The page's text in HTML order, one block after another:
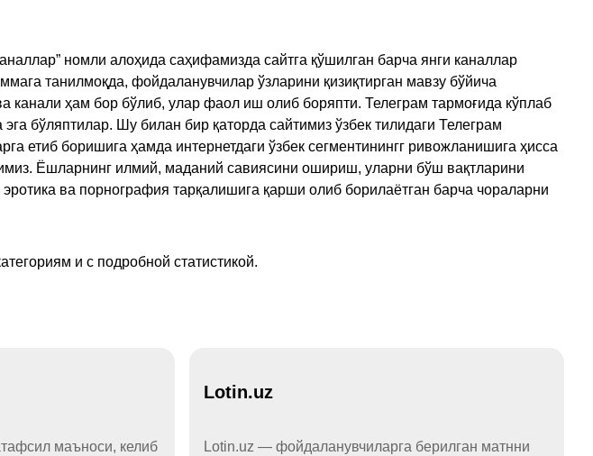
номли алоҳида саҳифамизда сайтга қўшилган барча янги каналлар
танилмоқда, фойдаланувчилар ўзларини қизиқтирган мавзу бўйича
ҳам бор бўлиб, улар фаол иш олиб боряпти. Телеграм тармоғида кўплаб
бўляптилар. Шу билан бир қаторда сайтимиз ўзбек тилидаги Телеграм
етиб боришига ҳамда интернетдаги ўзбек сегментинингг ривожланишига ҳисса
Ёшларнинг илмий, маданий савиясини ошириш, уларни бўш вақтларини
ва порнография тарқалишига қарши олиб борилаётган барча чораларни
и с подробной статистикой.
маъноси, келиб
Lotin.uz
Lotin.uz — фойдаланувчиларга берилган матнни